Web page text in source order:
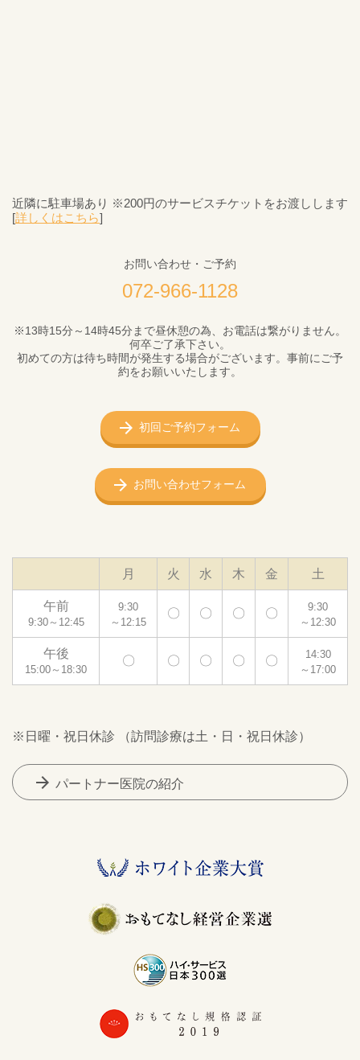
近隣に駐車場あり ※200円のサービスチケットをお渡しします
[詳しくはこちら]
お問い合わせ・ご予約
072-966-1128
※13時15分～14時45分まで昼休憩の為、お電話は繋がりません。
何卒ご了承下さい。
初めての方は待ち時間が発生する場合がございます。事前にご予
約をお願いいたします。
初回ご予約フォーム
お問い合わせフォーム
月 火 水 木 金 土
午前
9:30～12:45
9:30
～12:15
〇 〇 〇 〇
9:30
～12:30
午後
15:00～18:30
〇 〇 〇 〇 〇
14:30
～17:00
※日曜・祝日休診 （訪問診療は土・日・祝日休診）
arrow_forward パートナー医院の紹介